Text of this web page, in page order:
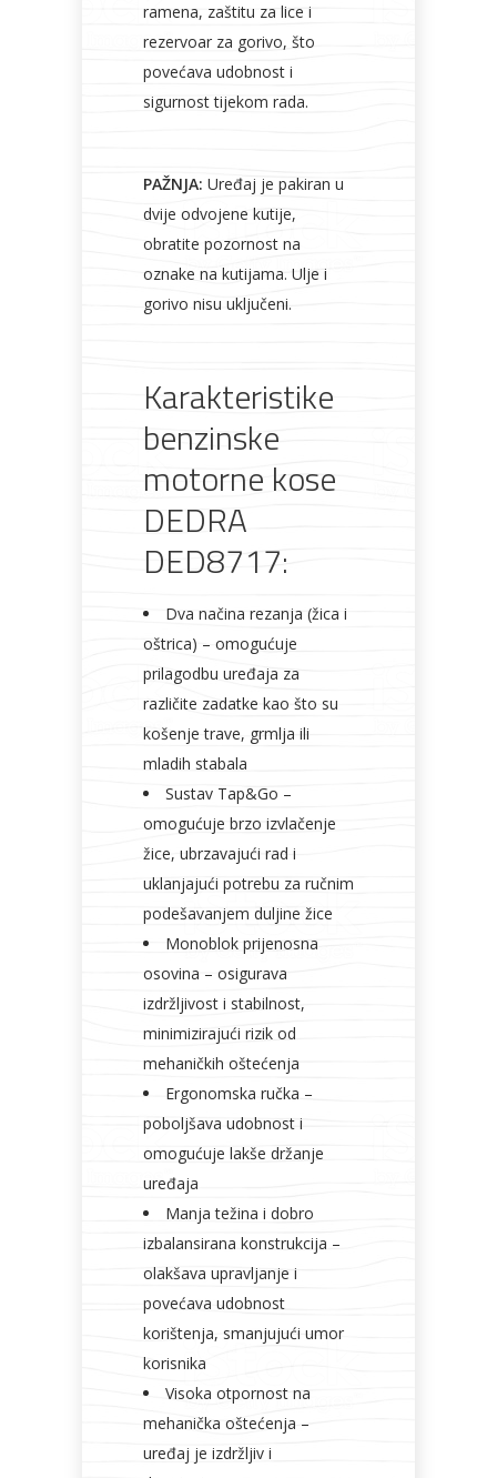
ramena, zaštitu za lice i
rezervoar za gorivo, što
povećava udobnost i
sigurnost tijekom rada.
PAŽNJA: Uređaj je pakiran u
dvije odvojene kutije,
obratite pozornost na
oznake na kutijama. Ulje i
gorivo nisu uključeni.
Karakteristike
benzinske
motorne kose
DEDRA
DED8717:
Dva načina rezanja (žica i
oštrica) – omogućuje
prilagodbu uređaja za
različite zadatke kao što su
košenje trave, grmlja ili
mladih stabala
Sustav Tap&Go –
omogućuje brzo izvlačenje
žice, ubrzavajući rad i
uklanjajući potrebu za ručnim
podešavanjem duljine žice
Monoblok prijenosna
osovina – osigurava
izdržljivost i stabilnost,
minimizirajući rizik od
mehaničkih oštećenja
Ergonomska ručka –
poboljšava udobnost i
omogućuje lakše držanje
uređaja
Manja težina i dobro
izbalansirana konstrukcija –
olakšava upravljanje i
povećava udobnost
korištenja, smanjujući umor
korisnika
Visoka otpornost na
mehanička oštećenja –
uređaj je izdržljiv i